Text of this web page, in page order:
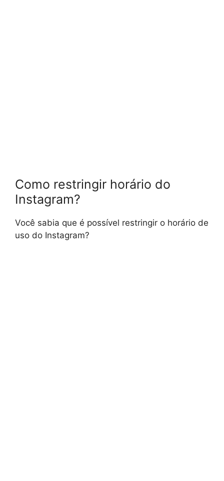
Como restringir horário do
Instagram?
Você sabia que é possível restringir o horário de
uso do Instagram?